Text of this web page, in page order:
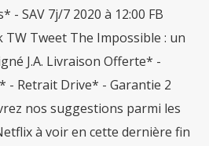
- SAV 7j/7 2020 à 12:00 FB
TW Tweet The Impossible : un
J.A. Livraison Offerte* -
- Retrait Drive* - Garantie 2
nos suggestions parmi les
à voir en cette dernière fin